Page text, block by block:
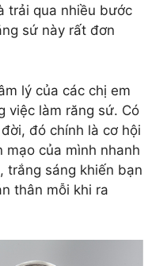
trải qua nhiều bước
sứ này rất đơn
lý của các chị em
việc làm răng sứ. Có
đó chính là cơ hội
mạo của mình nhanh
trắng sáng khiến bạn
thân mỗi khi ra